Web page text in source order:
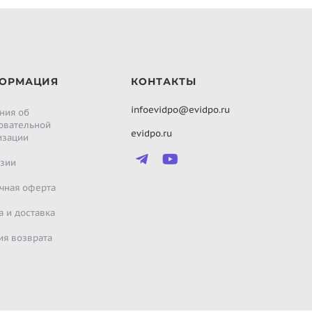
об
оферта
и доставка
возврата
КОНТАКТЫ
infoevidpo@evidpo.ru
evidpo.ru